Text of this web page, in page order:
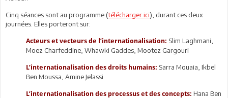
Cinq séances sont au programme (télécharger ici), durant ces deux
journées. Elles porteront sur:
Acteurs et vecteurs de l’internationalisation: Slim Laghmani,
Moez Charfeddine, Whawki Gaddes, Mootez Gargouri
L’internationalisation des droits humains: Sarra Mouaia, Ikbel
Ben Moussa, Amine Jelassi
L’internationalisation des processus et des concepts: Hana Ben